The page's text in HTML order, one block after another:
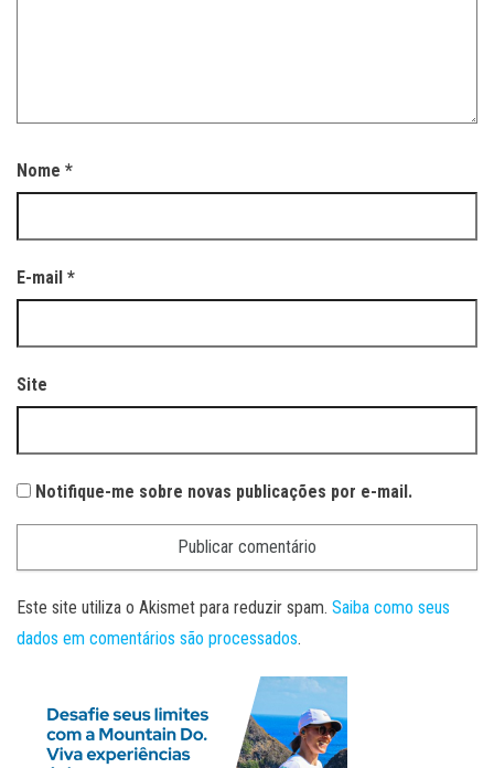
Nome *
E-mail *
Site
Notifique-me sobre novas publicações por e-mail.
Este site utiliza o Akismet para reduzir spam. Saiba como seus
dados em comentários são processados.